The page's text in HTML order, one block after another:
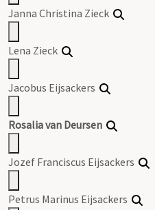
Janna Christina Zieck
Lena Zieck
Jacobus Eijsackers
Rosalia van Deursen
Jozef Franciscus Eijsackers
Petrus Marinus Eijsackers